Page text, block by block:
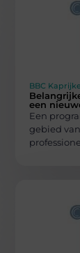
BBC Kaprijke
een
Een
gebied